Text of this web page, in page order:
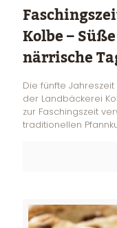
Kolbe –
närrische
Die fünfte
der Landbäckerei
zur Faschingszeit
traditionellen